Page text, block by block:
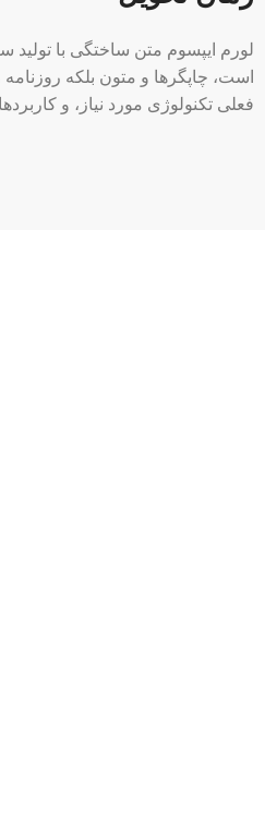
لورم ایپسوم متن ساختگی با تولید
است، چاپگرها و متون بلکه
فعلی تکنولوژی مورد نیاز، و